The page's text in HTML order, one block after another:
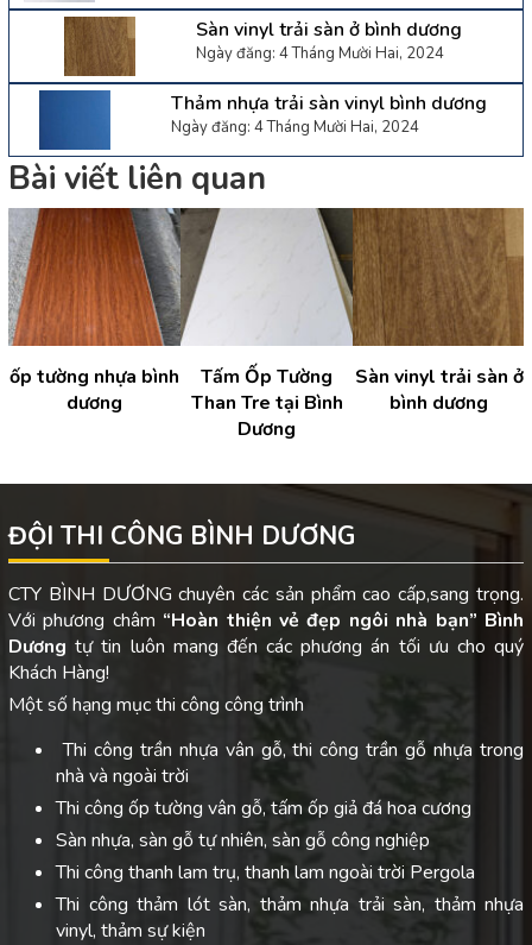
Sàn vinyl trải sàn ở bình dương
Ngày đăng: 4 Tháng Mười Hai, 2024
Thảm nhựa trải sàn vinyl bình dương
Ngày đăng: 4 Tháng Mười Hai, 2024
Bài viết liên quan
ốp tường nhựa bình
dương
Tấm Ốp Tường
Than Tre tại Bình
Dương
Sàn vinyl trải sàn ở
bình dương
ĐỘI THI CÔNG BÌNH DƯƠNG
CTY BÌNH DƯƠNG chuyên các sản phẩm cao cấp,sang trọng.
Với phương châm “Hoàn thiện vẻ đẹp ngôi nhà bạn” Bình
Dươngtự tin luôn mang đến các phương án tối ưu cho quý
Khách Hàng!
Một số hạng mục thi công công trình
Thi công trần nhựa vân gỗ, thi công trần gỗ nhựa trong
nhà và ngoài trời
Thi công ốp tường vân gỗ, tấm ốp giả đá hoa cương
Sàn nhựa, sàn gỗ tự nhiên, sàn gỗ công nghiệp
Thi công thanh lam trụ, thanh lam ngoài trời Pergola
Thi công thảm lót sàn, thảm nhựa trải sàn, thảm nhựa
vinyl, thảm sự kiện